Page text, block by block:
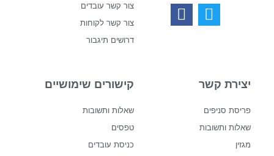
צור קשר עובדים
צור קשר לקוחות
דרושים תיגבור
יצירת קשר
פריסת סניפים
שאלות ותשובות
מגזין
קישורים שימושיים
שאלות ותשובות
טפסים
כניסת עובדים